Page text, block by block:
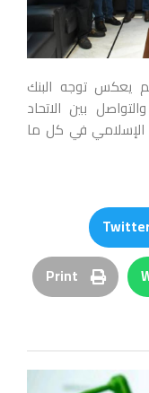
يعكس توجه البنك
بين الاتحاد
الإسلامي في كل ما
Print